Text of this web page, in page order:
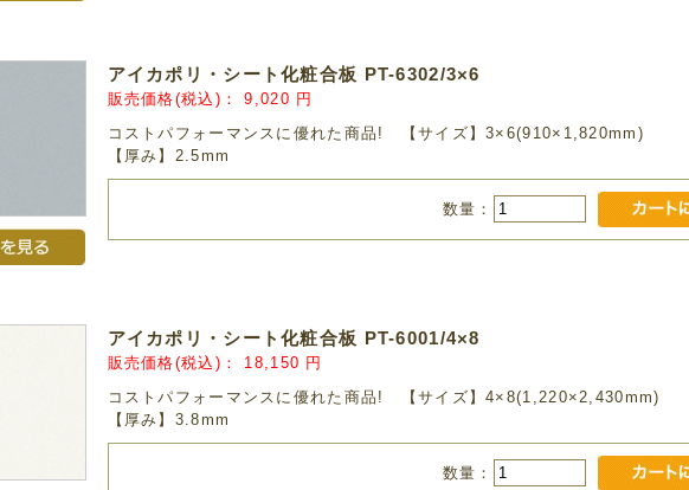
アイカポリ・シート化粧合板 PT-6302/3×6
販売価格(税込)：9,020 円
コストパフォーマンスに優れた商品! 【サイズ】3×6(910×1,820mm)
【厚み】2.5mm
数量：
アイカポリ・シート化粧合板 PT-6001/4×8
販売価格(税込)： 18,150 円
コストパフォーマンスに優れた商品! 【サイズ】4×8(1,220×2,430mm)
【厚み】3.8mm
数量：